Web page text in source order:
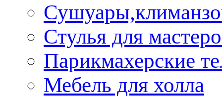
Стулья для
Парикмахерские
Мебель для холла